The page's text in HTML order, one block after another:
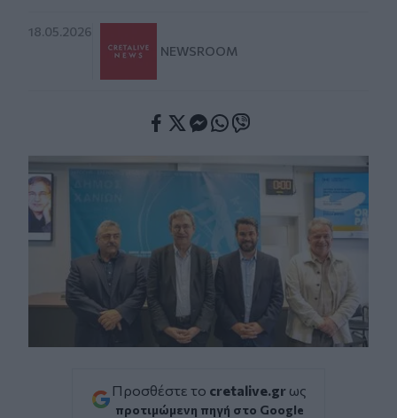
18.05.2026
NEWSROOM
Προσθέστε το cretalive.gr ως
προτιμώμενη πηγή στο Google